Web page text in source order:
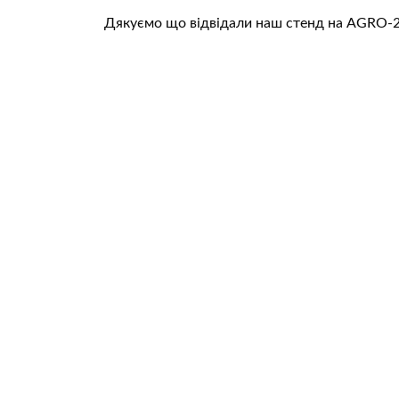
Дякуємо що відвідали наш стенд на AGRO-